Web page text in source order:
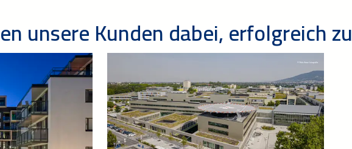
unsere Kunden dabei, erfolgreich